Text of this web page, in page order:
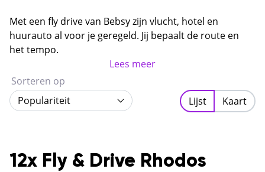
mooiste stranden van de Egeïsche Zee. Rhodos
combineert rijke geschiedenis, kristalhelder water en
authentieke Griekse sfeer.
Met een fly drive van Bebsy zijn vlucht, hotel en
huurauto al voor je geregeld. Jij bepaalt de route en
het tempo.
Lees meer
12x Fly & Drive Rhodos
Sorteren op
Populariteit
Lijst Kaart